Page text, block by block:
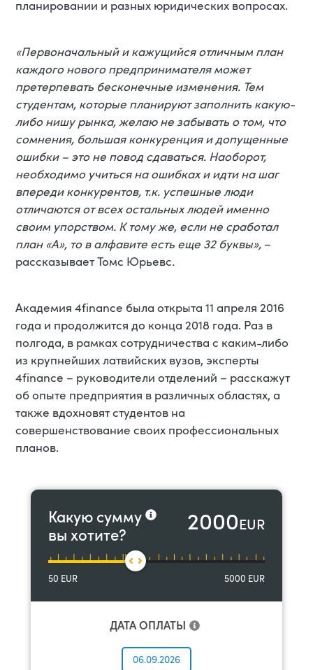
планировании и разных юридических вопросах.
«Первоначальный и кажущийся отличным план
каждого нового предпринимателя может
претерпевать бесконечные изменения. Тем
студентам, которые планируют заполнить какую-
либо нишу рынка, желаю не забывать о том, что
сомнения, большая конкуренция и допущенные
ошибки – это не повод сдаваться. Наоборот,
необходимо учиться на ошибках и идти на шаг
впереди конкурентов, т.к. успешные люди
отличаются от всех остальных людей именно
своим упорством. К тому же, если не сработал
план «А», то в алфавите есть еще 32 буквы», –
рассказывает Томс Юрьевс.
Академия 4finance была открыта 11 апреля 2016
года и продолжится до конца 2018 года. Раз в
полгода, в рамках сотрудничества с каким-либо
из крупнейших латвийских вузов, эксперты
4finance – руководители отделений – расскажут
об опыте предприятия в различных областях, а
также вдохновят студентов на
совершенствование своих профессиональных
планов.
Какую сумму
вы хотите?
2000EUR
50 EUR 5000 EUR
ДАТА ОПЛАТЫ
06.09.2026